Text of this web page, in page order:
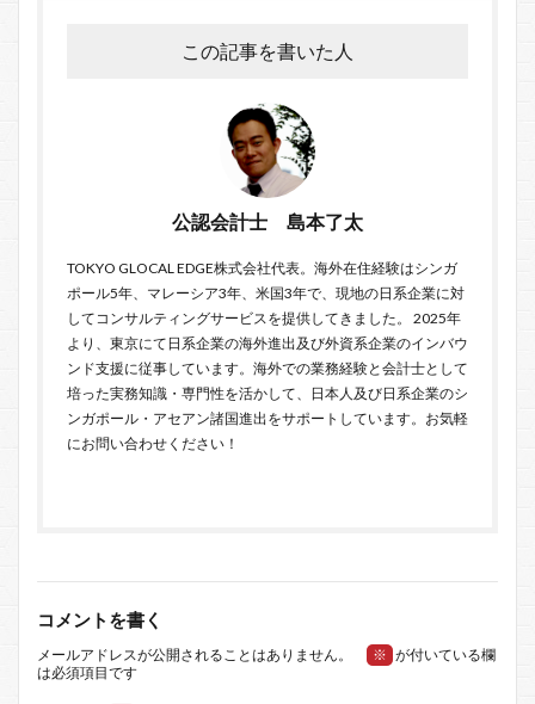
この記事を書いた人
公認会計士 島本了太
TOKYO GLOCAL EDGE株式会社代表。海外在住経験はシンガ
ポール5年、マレーシア3年、米国3年で、現地の日系企業に対
してコンサルティングサービスを提供してきました。 2025年
より、東京にて日系企業の海外進出及び外資系企業のインバウ
ンド支援に従事しています。海外での業務経験と会計士として
培った実務知識・専門性を活かして、日本人及び日系企業のシ
ンガポール・アセアン諸国進出をサポートしています。お気軽
にお問い合わせ ください！
コメントを書く
メールアドレスが公開されることはありません。 ※ が付いている欄
は必須項目です